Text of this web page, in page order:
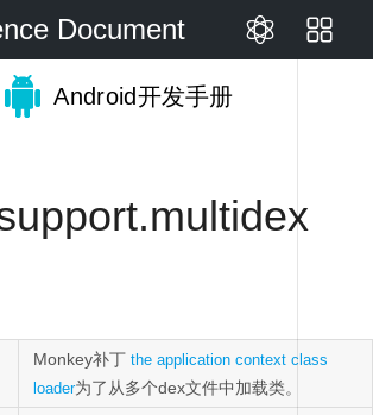
Document
Android开发手册
Monkey补丁 the application context class
loader为了从多个dex文件中加载类。